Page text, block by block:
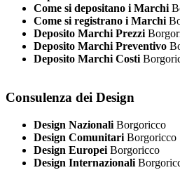
Come si depositano i Marchi
Come si registrano i Marchi
Deposito Marchi Prezzi
Deposito Marchi Preventivo
Deposito Marchi Costi
Consulenza dei Design
Design Nazionali Borgoricco
Design Comunitari Borgoricco
Design Europei Borgoricco
Design Internazionali